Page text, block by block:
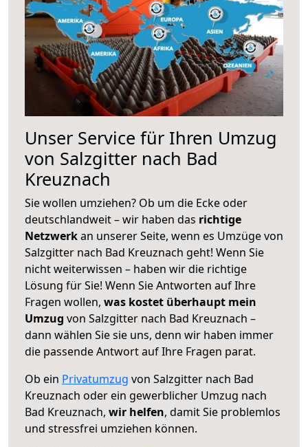
Unser Service für Ihren Umzug
von Salzgitter nach Bad
Kreuznach
Sie wollen umziehen? Ob um die Ecke oder
deutschlandweit – wir haben das richtige
Netzwerkan unserer Seite, wenn es Umzüge von
Salzgitter nach Bad Kreuznach geht! Wenn Sie
nicht weiterwissen – haben wir die richtige
Lösung für Sie! Wenn Sie Antworten auf Ihre
Fragen wollen, was kostet überhaupt mein
Umzug von Salzgitter nach Bad Kreuznach –
dann wählen Sie sie uns, denn wir haben immer
die passende Antwort auf Ihre Fragen parat.
Ob ein Privatumzug von Salzgitter nach Bad
Kreuznach oder ein gewerblicher Umzug nach
Bad Kreuznach, wir helfen, damit Sie problemlos
und stressfrei umziehen können.